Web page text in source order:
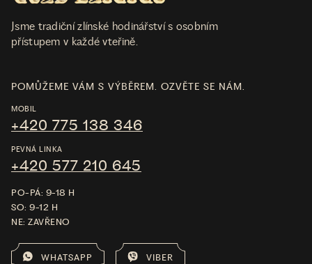
Jsme tradiční zlínské hodinářství s osobním
přístupem v každé vteřině.
POMŮŽEME VÁM S VÝBĚREM. OZVĚTE SE NÁM.
MOBIL
+420 775 138 346
PEVNÁ LINKA
+420 577 210 645
PO-PÁ: 9-18 H
SO: 9-12 H
NE: ZAVŘENO
WHATSAPP VIBER